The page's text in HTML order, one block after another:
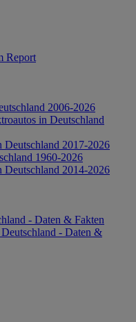
Report
2006-2026
in Deutschland
2017-2026
1960-2026
2014-2026
- Daten & Fakten
- Daten &